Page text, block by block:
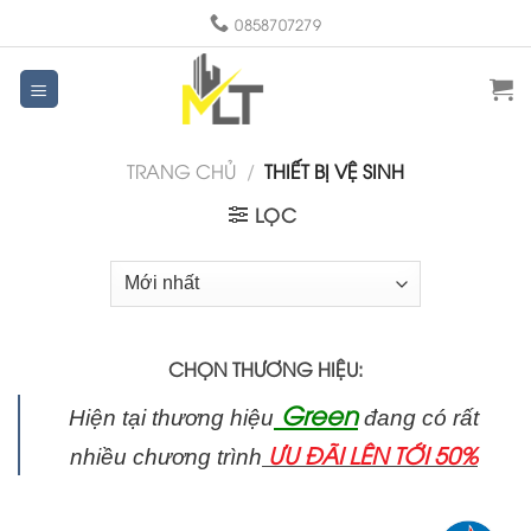
to
content
0858707279
TRANG CHỦ / THIẾT BỊ VỆ SINH
LỌC
CHỌN THƯƠNG HIỆU:
​Hiện tại thương hiệu Greenđang có rất
nhiều chương trình ƯU ĐÃI LÊN TỚI 50%